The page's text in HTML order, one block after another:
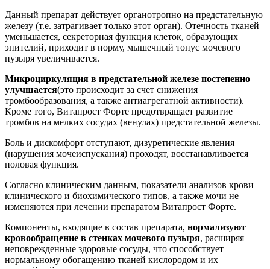
Данный препарат действует органотропно на предстательную
железу (т.е. затрагивает только этот орган). Отечность тканей
уменьшается, секреторная функция клеток, образующих
эпителий, приходит в норму, мышечный тонус мочевого
пузыря увеличивается.
Микроциркуляция в предстательной железе постепенно
улучшается(это происходит за счет снижения
тромбообразования, а также антиагрегатной активности).
Кроме того, Витапрост Форте предотвращает развитие
тромбов на мелких сосудах (венулах) предстательной железы.
Боль и дискомфорт отступают, дизуретические явления
(нарушения мочеиспускания) проходят, восстанавливается
половая функция.
Согласно клиническим данным, показатели анализов крови
клинического и биохимического типов, а также мочи не
изменяются при лечении препаратом Витапрост Форте.
Компоненты, входящие в состав препарата, нормализуют
кровообращение в стенках мочевого пузыря, расширяя
неповрежденные здоровые сосуды, что способствует
нормальному обогащению тканей кислородом и их